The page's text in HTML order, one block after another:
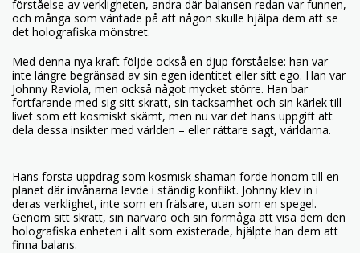
förståelse av verkligheten, andra där balansen redan var funnen,
och många som väntade på att någon skulle hjälpa dem att se
det holografiska mönstret.
Med denna nya kraft följde också en djup förståelse: han var
inte längre begränsad av sin egen identitet eller sitt ego. Han var
Johnny Raviola, men också något mycket större. Han bar
fortfarande med sig sitt skratt, sin tacksamhet och sin kärlek till
livet som ett kosmiskt skämt, men nu var det hans uppgift att
dela dessa insikter med världen – eller rättare sagt, världarna.
Hans första uppdrag som kosmisk shaman förde honom till en
planet där invånarna levde i ständig konflikt. Johnny klev in i
deras verklighet, inte som en frälsare, utan som en spegel.
Genom sitt skratt, sin närvaro och sin förmåga att visa dem den
holografiska enheten i allt som existerade, hjälpte han dem att
finna balans.